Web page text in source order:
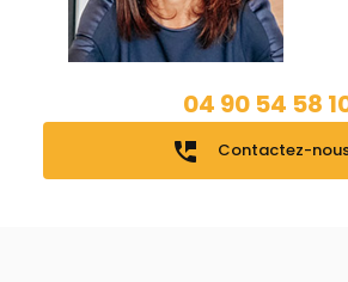
04 90 54 58
perm_phone_msg Contactez-